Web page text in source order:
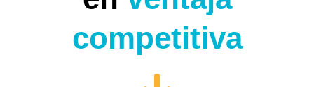
competitiva